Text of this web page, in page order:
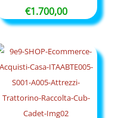
€1.700,00